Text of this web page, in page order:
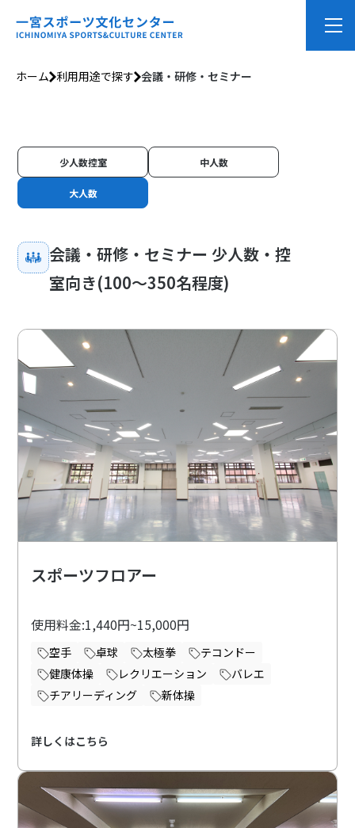
ホーム 利用用途で探す 会議・研修・セミナー
少人数控室 中人数
大人数
会議・研修・セミナー 少人数・控
室向き(100～350名程度)
スポーツフロアー
使用料金:1,440円~15,000円
空手 卓球 太極拳
テコンドー
健康体操
レクリエーション
バレエ
チアリーディング
新体操
詳しくはこちら